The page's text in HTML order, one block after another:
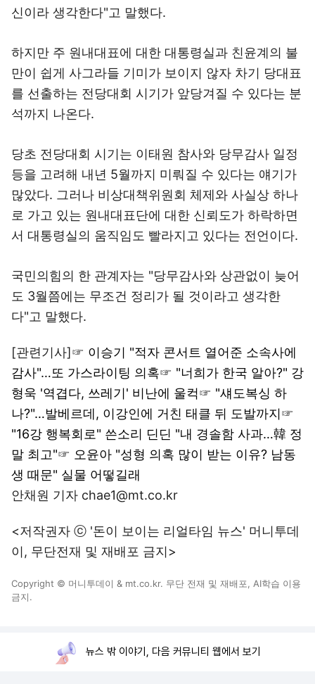
신이라 생각한다"고 말했다.
하지만 주 원내대표에 대한 대통령실과 친윤계의 불
만이 쉽게 사그라들 기미가 보이지 않자 차기 당대표
를 선출하는 전당대회 시기가 앞당겨질 수 있다는 분
석까지 나온다.
당초 전당대회 시기는 이태원 참사와 당무감사 일정
등을 고려해 내년 5월까지 미뤄질 수 있다는 얘기가
많았다. 그러나 비상대책위원회 체제와 사실상 하나
로 가고 있는 원내대표단에 대한 신뢰도가 하락하면
서 대통령실의 움직임도 빨라지고 있다는 전언이다.
국민의힘의 한 관계자는 "당무감사와 상관없이 늦어
도 3월쯤에는 무조건 정리가 될 것이라고 생각한
다"고 말했다.
[관련기사]☞ 이승기 "적자 콘서트 열어준 소속사에
감사"…또 가스라이팅 의혹☞ "너희가 한국 알아?" 강
형욱 '역겹다, 쓰레기' 비난에 울컥☞ "섀도복싱 하
나?"…발베르데, 이강인에 거친 태클 뒤 도발까지☞
"16강 행복회로" 쓴소리 딘딘 "내 경솔함 사과…韓 정
말 최고"☞ 오윤아 "성형 의혹 많이 받는 이유? 남동
생 때문" 실물 어떻길래
안채원 기자 chae1@mt.co.kr
<저작권자 ⓒ '돈이 보이는 리얼타임 뉴스' 머니투데
이, 무단전재 및 재배포 금지>
Copyright © 머니투데이 & mt.co.kr. 무단 전재 및 재배포, AI학습 이용
금지.
뉴스 밖 이야기, 다음 커뮤니티 웹에서 보기